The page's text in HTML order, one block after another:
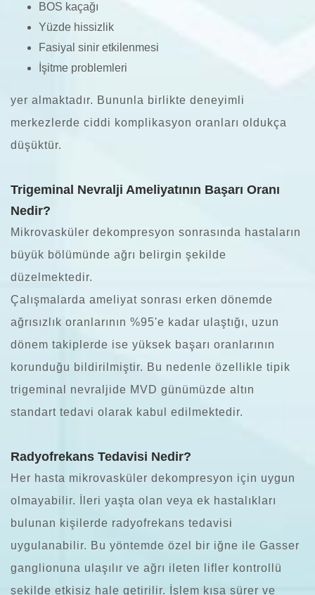
BOS kaçağı
Yüzde hissizlik
Fasiyal sinir etkilenmesi
İşitme problemleri
yer almaktadır. Bununla birlikte deneyimli
merkezlerde ciddi komplikasyon oranları oldukça
düşüktür.
Trigeminal Nevralji Ameliyatının Başarı Oranı
Nedir?
Mikrovasküler dekompresyon sonrasında hastaların
büyük bölümünde ağrı belirgin şekilde
düzelmektedir.
Çalışmalarda ameliyat sonrası erken dönemde
ağrısızlık oranlarının %95'e kadar ulaştığı, uzun
dönem takiplerde ise yüksek başarı oranlarının
korunduğu bildirilmiştir. Bu nedenle özellikle tipik
trigeminal nevraljide MVD günümüzde altın
standart tedavi olarak kabul edilmektedir.
Radyofrekans Tedavisi Nedir?
Her hasta mikrovasküler dekompresyon için uygun
olmayabilir. İleri yaşta olan veya ek hastalıkları
bulunan kişilerde radyofrekans tedavisi
uygulanabilir. Bu yöntemde özel bir iğne ile Gasser
ganglionuna ulaşılır ve ağrı ileten lifler kontrollü
şekilde etkisiz hale getirilir. İşlem kısa sürer ve